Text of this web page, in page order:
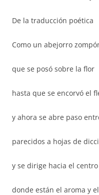
De la traducción poética
Como un abejorro
que se posó sobre la flor
hasta que se encorvó el
y ahora se abre paso
parecidos a hojas de
y se dirige hacia el centro
donde están el aroma y